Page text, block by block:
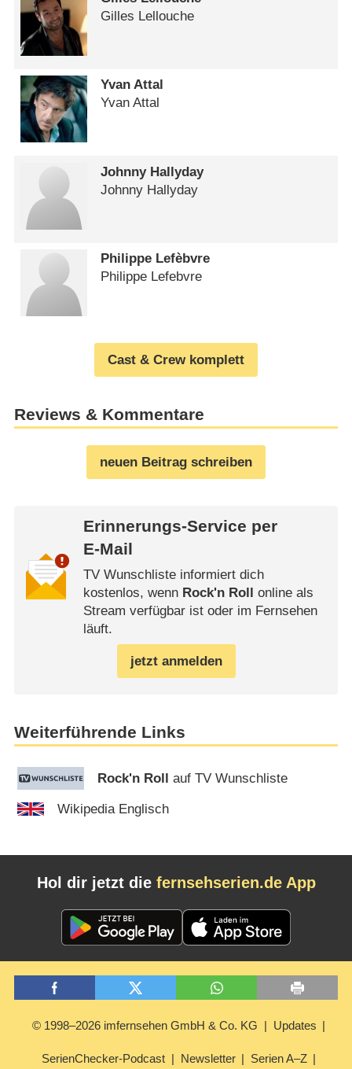
Gilles Lellouche
Yvan Attal
Yvan Attal
Johnny Hallyday
Johnny Hallyday
Philippe Lefèbvre
Philippe Lefebvre
Cast & Crew komplett
Reviews & Kommentare
neuen Beitrag schreiben
Erinnerungs-Service per
E-Mail
TV Wunschliste informiert dich
kostenlos, wenn Rock'n Roll online als
Stream verfügbar ist oder im Fernsehen
läuft.
jetzt anmelden
Weiterführende Links
Rock'n Roll auf TV Wunschliste
Wikipedia Englisch
Hol dir jetzt die fernsehserien.de App
© 1998–2026 imfernsehen GmbH & Co. KG Updates
SerienChecker-Podcast Newsletter Serien A–Z